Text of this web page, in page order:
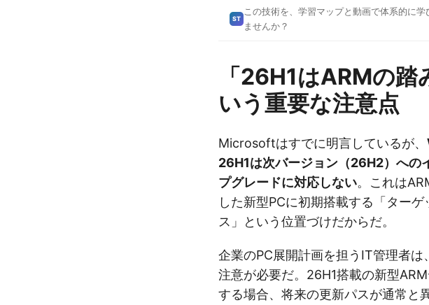
ST
この技術を、学習マップと動画で体系的に学
ませんか？
「26H1はARMの踏
いう重要な注意点
Microsoftはすでに明言しているが、
26H1は次バージョン（26H2）への
プグレードに対応しない。これは
した新型PCに初期搭載する「ター
ス」という位置づけだからだ。
企業のPC展開計画を担うIT管理者は
注意が必要だ。26H1搭載の新型
する場合、将来の更新パスが通常と